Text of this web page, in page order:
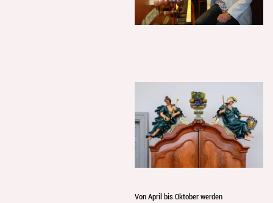
Von April bis Oktober werden